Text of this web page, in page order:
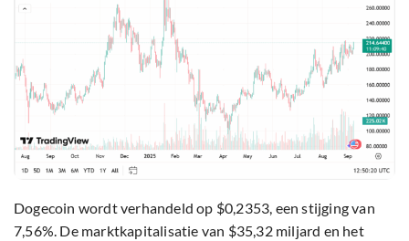
Dogecoin wordt verhandeld op $0,2353, een stijging van
7,56%. De marktkapitalisatie van $35,32 miljard en het